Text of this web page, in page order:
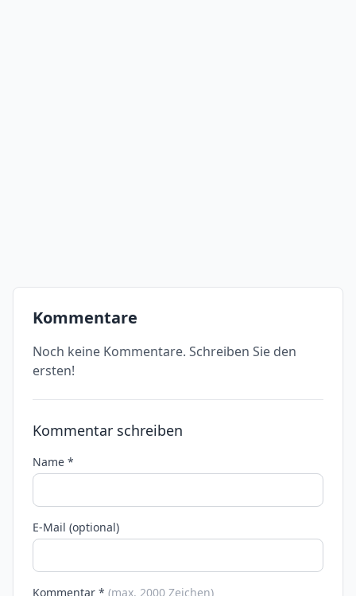
Kommentare
Noch keine Kommentare. Schreiben Sie den
ersten!
Kommentar schreiben
Name *
E-Mail (optional)
Kommentar * (max. 2000 Zeichen)